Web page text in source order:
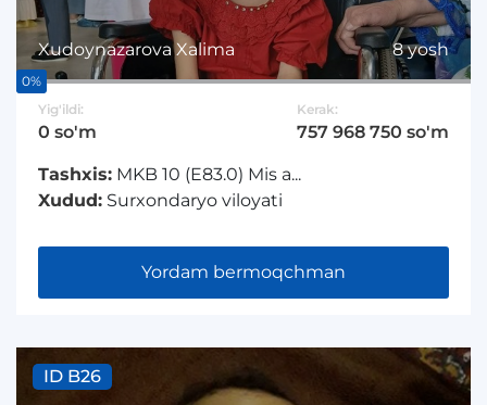
Xudoynazarova Xalima 8 yosh
0%
Yig'ildi:
0 so'm
Kerak:
757 968 750 so'm
Tashxis: MKB 10 (E83.0) Mis a...
Xudud: Surxondaryo viloyati
Yordam bermoqchman
ID B26